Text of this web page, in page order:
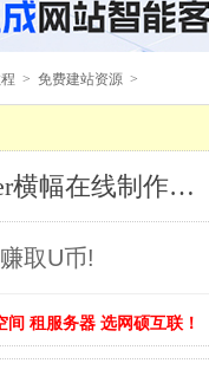
> 免费建站资源 >
浅析MyBannerMaker Banner横幅在线制作工具_免费建站资源
取U币!
间 租服务器 选网硕互联！